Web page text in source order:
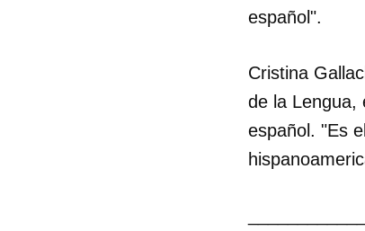
español".
Cristina
de la Lengua,
español. "Es